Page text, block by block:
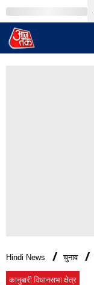
Hindi News चुनाव
कानुबारी विधानसभा क्षेत्र